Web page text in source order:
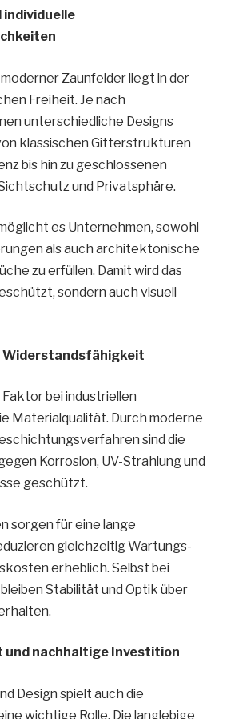
Zaunfelder liegt in der
Freiheit. Je nach
unterschiedliche Designs
klassischen Gitterstrukturen
bis hin zu geschlossenen
und Privatsphäre.
es Unternehmen, sowohl
als auch architektonische
zu erfüllen. Damit wird das
sondern auch visuell
Widerstandsfähigkeit
bei industriellen
Materialqualität. Durch moderne
sind die
Korrosion, UV-Strahlung und
geschützt.
sorgen für eine lange
gleichzeitig Wartungs-
erheblich. Selbst bei
Stabilität und Optik über
nachhaltige Investition
Design spielt auch die
wichtige Rolle. Die langlebige